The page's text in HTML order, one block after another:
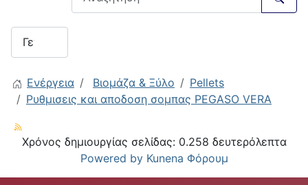
Ενέργεια Βιομάζα & Ξύλο
Pellets
Ρυθμισεις και αποδοση σομπας PEGASO VERA
Χρόνος δημιουργίας σελίδας: 0.258 δευτερόλεπτα
Powered by Kunena Φόρουμ